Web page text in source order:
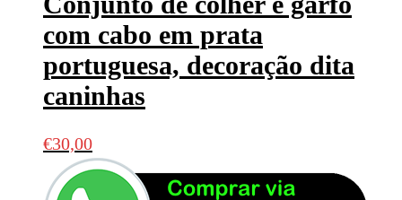
com cabo em prata
portuguesa, decoração dita
caninhas
€30,00